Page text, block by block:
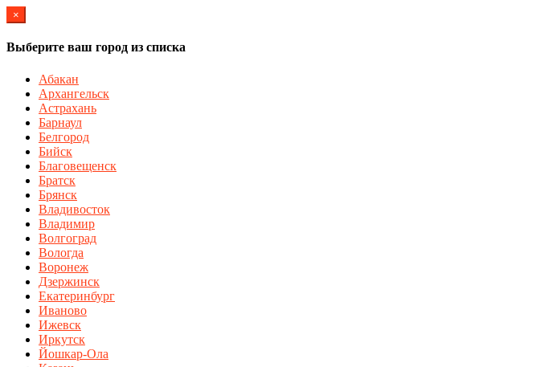
×
Выберите ваш город из списка
Абакан
Архангельск
Астрахань
Барнаул
Белгород
Бийск
Благовещенск
Братск
Брянск
Владивосток
Владимир
Волгоград
Вологда
Воронеж
Дзержинск
Екатеринбург
Иваново
Ижевск
Иркутск
Йошкар-Ола